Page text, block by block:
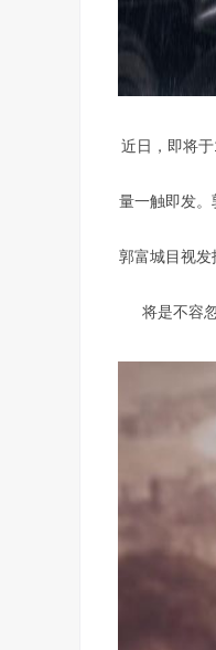
近日，即将
量一触即发。
郭富城目视
将是不容